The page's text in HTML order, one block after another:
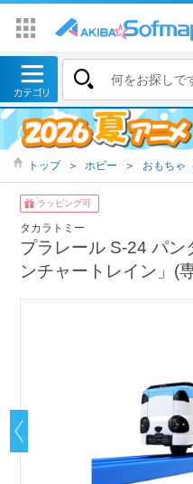
トップ ＞ ホビー ＞ おもちゃ
ラッピング可
タカラトミー
プラレール S-24 パ
ンチャートレイン」(